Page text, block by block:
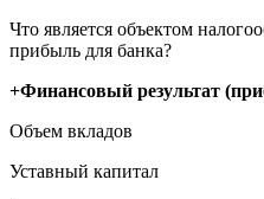
Что является объектом
прибыль для банка?
+Финансовый результат
Объем вкладов
Уставный капитал